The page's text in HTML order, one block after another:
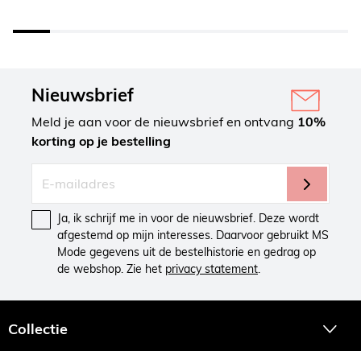
Nieuwsbrief
Meld je aan voor de nieuwsbrief en ontvang 10%
korting op je bestelling
Ja, ik schrijf me in voor de nieuwsbrief. Deze wordt
afgestemd op mijn interesses. Daarvoor gebruikt MS
Mode gegevens uit de bestelhistorie en gedrag op
de webshop. Zie het privacy statement.
Collectie